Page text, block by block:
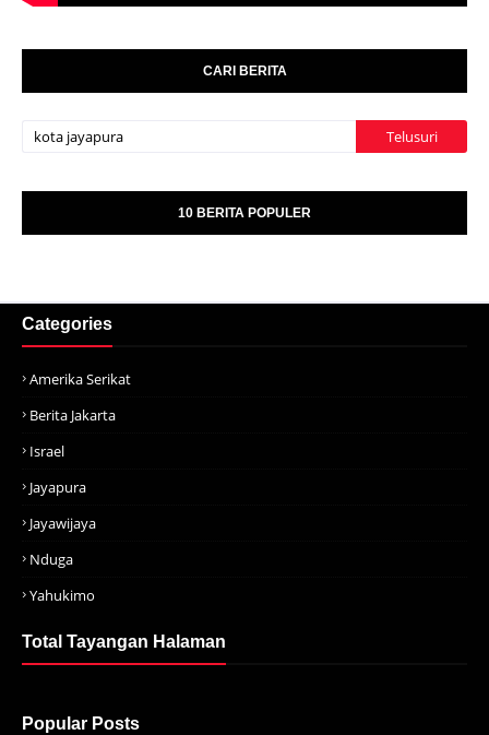
CARI BERITA
10 BERITA POPULER
Categories
Amerika Serikat
Berita Jakarta
Israel
Jayapura
Jayawijaya
Nduga
Yahukimo
Total Tayangan Halaman
Popular Posts